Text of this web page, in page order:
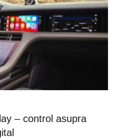
– control asupra